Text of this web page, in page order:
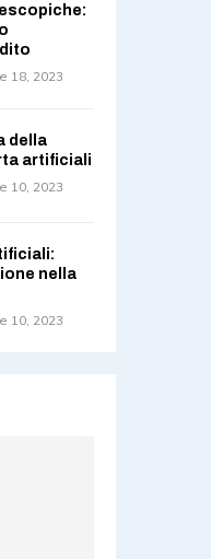
18, 2023
della
artificiali
10, 2023
nella
10, 2023